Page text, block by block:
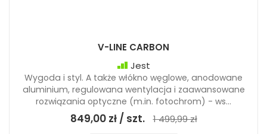
V-LINE CARBON
Jest
Wygoda i styl. A także włókno węglowe, anodowane
aluminium, regulowana wentylacja i zaawansowane
rozwiązania optyczne (m.in. fotochrom) - ws...
849,00 zł / szt. 1 499,99 zł